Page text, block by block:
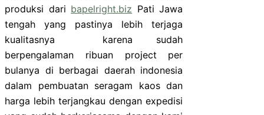
produksi dari bapelright.biz Pati Jawa
tengah yang pastinya lebih terjaga
kualitasnya karena sudah
berpengalaman ribuan project per
bulanya di berbagai daerah indonesia
dalam pembuatan seragam kaos dan
harga lebih terjangkau dengan expedisi